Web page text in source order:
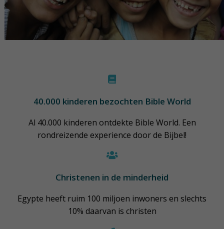
40.000 kinderen bezochten Bible World
Al 40.000 kinderen ontdekte Bible World. Een
rondreizende experience door de Bijbel!
Christenen in de minderheid
Egypte heeft ruim 100 miljoen inwoners en slechts
10% daarvan is christen